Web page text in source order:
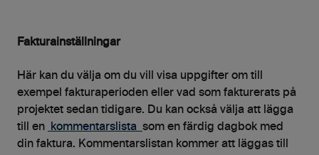
Fakturainställningar
Här kan du välja om du vill visa uppgifter om till
exempel fakturaperioden eller vad som fakturerats på
projektet sedan tidigare. Du kan också välja att lägga
till en
kommentarslista som en färdig dagbok med
din faktura. Kommentarslistan kommer att läggas till